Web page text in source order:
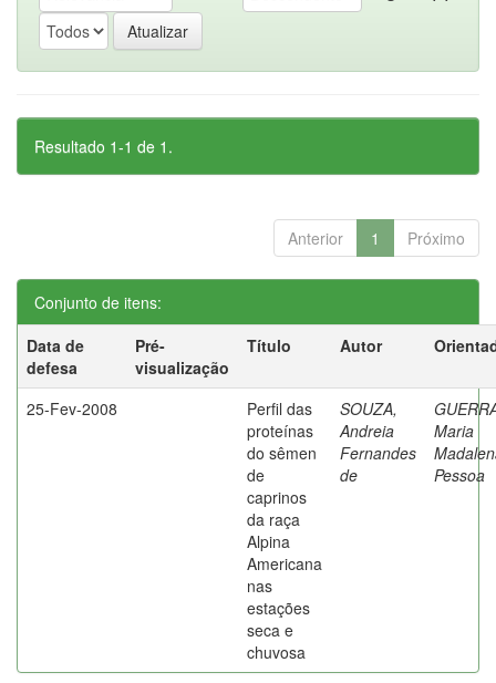
Resultado 1-1 de 1.
Anterior 1 Próximo
Conjunto de itens:
Data de
defesa
Pré-
visualização
Título Autor
25-Fev-2008
Perfil das
proteínas
do sêmen
de
caprinos
da raça
Alpina
Americana
nas
estações
seca e
chuvosa
SOUZA,
Andreia
Fernandes
de
Maria
Pessoa